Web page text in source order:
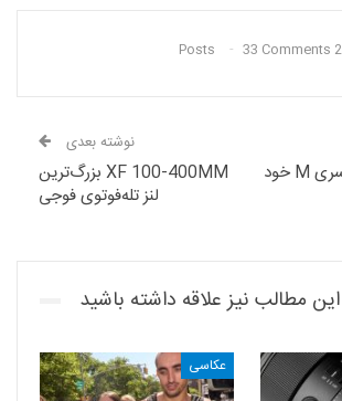
33 Comments
لایکا سه لنز واید سری M خود
نوشته بعدی
XF 100-400MM بزرگ‌ترین
لنز تله‌فوتوی فوجی
مطالب نیز علاقه داشته باشید
عکاسی